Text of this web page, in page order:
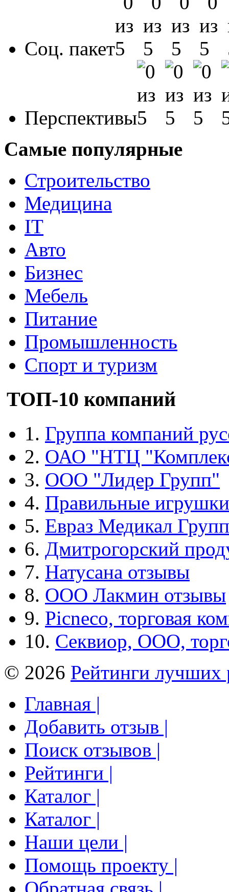
Соц. пакет
Перспективы
Самые популярные
Строительство
Медицина
IT
Авто
Бизнес
Мебель
Питание
Промышленность
Спорт и туризм
ТОП-10 компаний
1. Группа компаний
2. ОАО "НТЦ
3. ООО "Лидер Групп"
4. Правильные игрушки
5. Евраз Медикал Групп
6. Дмитрогорский
7. Натусана отзывы
8. ООО Лакмин отзывы
9. Picneco, торговая
10. Секвиор, ООО,
© 2026 Рейтинги лучших
Главная |
Добавить отзыв |
Поиск отзывов |
Рейтинги |
Каталог |
Каталог |
Наши цели |
Помощь проекту |